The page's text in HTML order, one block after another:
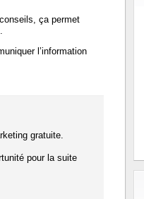
ça permet
l’information
gratuite.
pour la suite